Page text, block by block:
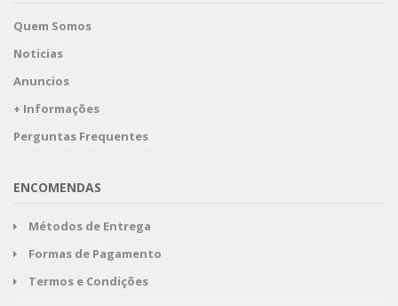
Quem Somos
Noticias
Anuncios
+ Informações
Perguntas Frequentes
ENCOMENDAS
Métodos de Entrega
Formas de Pagamento
Termos e Condições